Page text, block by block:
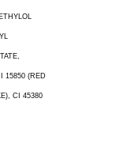
15850 (RED
CI 45380